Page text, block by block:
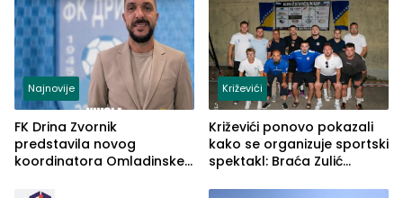
Najnovije
FK Drina Zvornik
predstavila novog
koordinatora Omladinske
Križevići
Križevići ponovo pokazali
kako se organizuje sportski
spektakl: Braća Zulić